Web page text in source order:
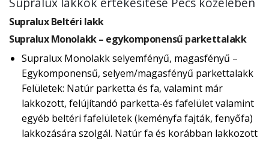
Supralux Beltéri lakk
Supralux Monolakk – egykomponensű parkettalakk
Supralux Monolakk selyemfényű, magasfényű –
Egykomponensű, selyem/magasfényű parkettalakk
Felületek: Natúr parketta és fa, valamint már
lakkozott, felújítandó parketta-és fafelület valamint
egyéb beltéri fafelületek (keményfa fajták, fenyőfa)
lakkozására szolgál. Natúr fa és korábban lakkozott